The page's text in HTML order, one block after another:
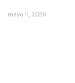
mayo 11, 2026